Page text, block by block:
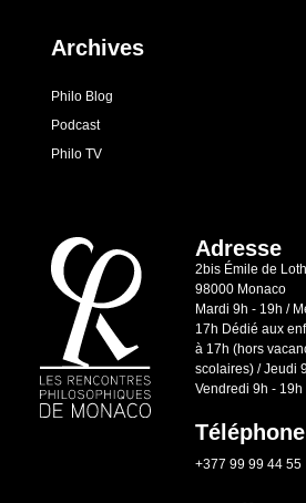
Archives
Philo Blog
Podcast
Philo TV
Adresse
2bis Émile de Loth
98000 Monaco
Mardi 9h - 19h /
17h Dédié aux
à 17h (hors
scolaires) / Jeudi
Vendredi 9h - 19h
Téléphone
+377 99 99 44 55